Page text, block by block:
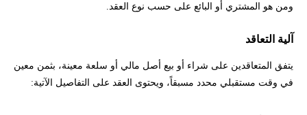
ومن هو المشتري أو البائع على حسب نوع العقد.
آلية التعاقد
يتفق المتعاقدين على شراء أو بيع أصل مالي أو سلعة معينة، بثمن معين
في وقت مستقبلي محدد مسبقاً، ويحتوى العقد على التفاصيل الآتية: